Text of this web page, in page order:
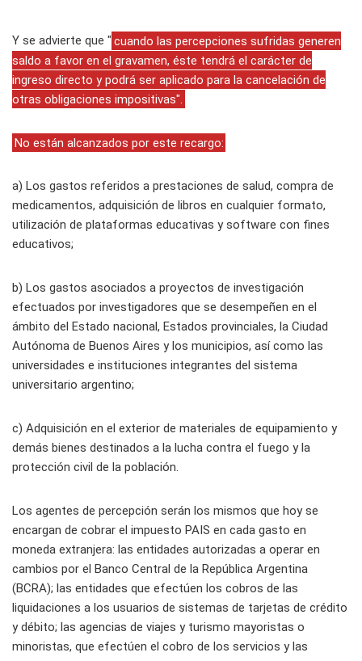
Y se advierte que " cuando las percepciones sufridas generen
saldo a favor en el gravamen, éste tendrá el carácter de
ingreso directo y podrá ser aplicado para la cancelación de
otras obligaciones impositivas".
No están alcanzados por este recargo:
a) Los gastos referidos a prestaciones de salud, compra de
medicamentos, adquisición de libros en cualquier formato,
utilización de plataformas educativas y software con fines
educativos;
b) Los gastos asociados a proyectos de investigación
efectuados por investigadores que se desempeñen en el
ámbito del Estado nacional, Estados provinciales, la Ciudad
Autónoma de Buenos Aires y los municipios, así como las
universidades e instituciones integrantes del sistema
universitario argentino;
c) Adquisición en el exterior de materiales de equipamiento y
demás bienes destinados a la lucha contra el fuego y la
protección civil de la población.
Los agentes de percepción serán los mismos que hoy se
encargan de cobrar el impuesto PAIS en cada gasto en
moneda extranjera: las entidades autorizadas a operar en
cambios por el Banco Central de la República Argentina
(BCRA); las entidades que efectúen los cobros de las
liquidaciones a los usuarios de sistemas de tarjetas de crédito
y débito; las agencias de viajes y turismo mayoristas o
minoristas, que efectúen el cobro de los servicios y las